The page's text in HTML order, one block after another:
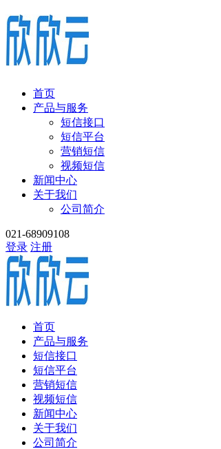
首页
产品与服务
短信接口
短信平台
营销短信
视频短信
新闻中心
关于我们
公司简介
021-68909108
登录 注册
首页
产品与服务
短信接口
短信平台
营销短信
视频短信
新闻中心
关于我们
公司简介